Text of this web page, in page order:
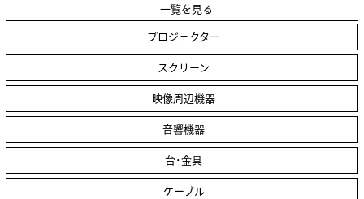
一覧を見る
プロジェクター
スクリーン
映像周辺機器
音響機器
台･金具
ケーブル